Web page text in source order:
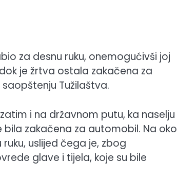
za desnu ruku, onemogućivši joj
je žrtva ostala zakačena za
Tužilaštva.
i na državnom putu, ka naselju
bila zakačena za automobil. Na oko
uslijed čega je, zbog
glave i tijela, koje su bile